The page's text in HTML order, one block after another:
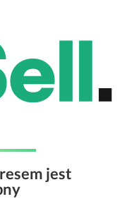
jest